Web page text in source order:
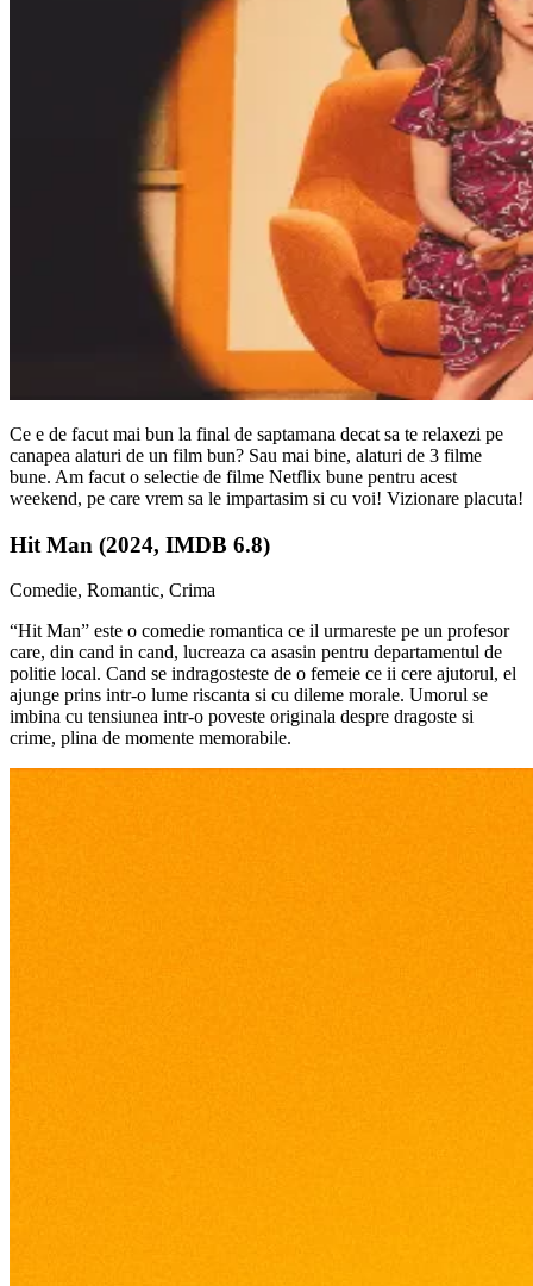
Ce e de facut mai bun la final de saptamana decat sa te relaxezi pe
canapea alaturi de un film bun? Sau mai bine, alaturi de 3 filme
bune. Am facut o selectie de filme Netflix bune pentru acest
weekend, pe care vrem sa le impartasim si cu voi! Vizionare placuta!
Hit Man (2024, IMDB 6.8)
Comedie, Romantic, Crima
“Hit Man” este o comedie romantica ce il urmareste pe un profesor
care, din cand in cand, lucreaza ca asasin pentru departamentul de
politie local. Cand se indragosteste de o femeie ce ii cere ajutorul, el
ajunge prins intr-o lume riscanta si cu dileme morale. Umorul se
imbina cu tensiunea intr-o poveste originala despre dragoste si
crime, plina de momente memorabile.